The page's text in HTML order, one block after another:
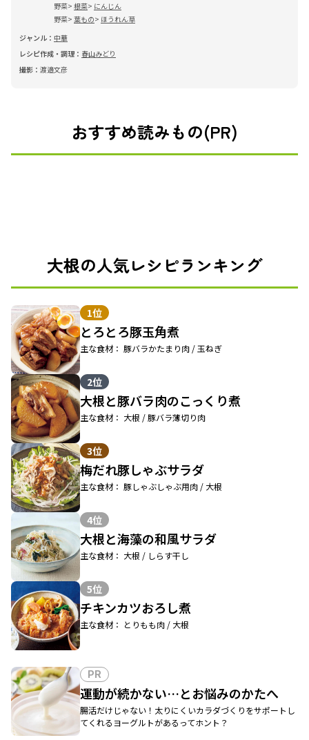
野菜 根菜
にんじん
野菜 葉もの
ほうれん草
ジャンル： 中華
レシピ作成・調理： 春山みどり
撮影： 渡邉文彦
おすすめ読みもの(PR)
大根の人気レシピランキング
1位
とろとろ豚玉角煮
主な食材： 豚バラかたまり肉 / 玉ねぎ
2位
大根と豚バラ肉のこっくり煮
主な食材： 大根 / 豚バラ薄切り肉
3位
梅だれ豚しゃぶサラダ
主な食材： 豚しゃぶしゃぶ用肉 / 大根
4位
大根と海藻の和風サラダ
主な食材： 大根 / しらす干し
5位
チキンカツおろし煮
主な食材： とりもも肉 / 大根
PR
運動が続かない…とお悩みのかたへ
腸活だけじゃない！太りにくいカラダづくりをサポートし
てくれるヨーグルトがあるってホント？